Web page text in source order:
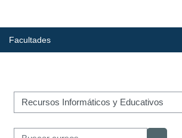
UTP
CRIE
Facultades
Categorías